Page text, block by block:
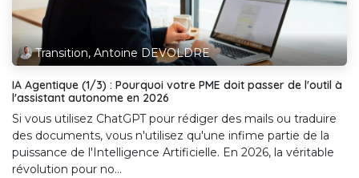
Transition, Antoine DEVOLDRE
IA Agentique (1/3) : Pourquoi votre PME doit passer de l'outil à
l'assistant autonome en 2026
Si vous utilisez ChatGPT pour rédiger des mails ou traduire
des documents, vous n'utilisez qu'une infime partie de la
puissance de l'Intelligence Artificielle. En 2026, la véritable
révolution pour no...